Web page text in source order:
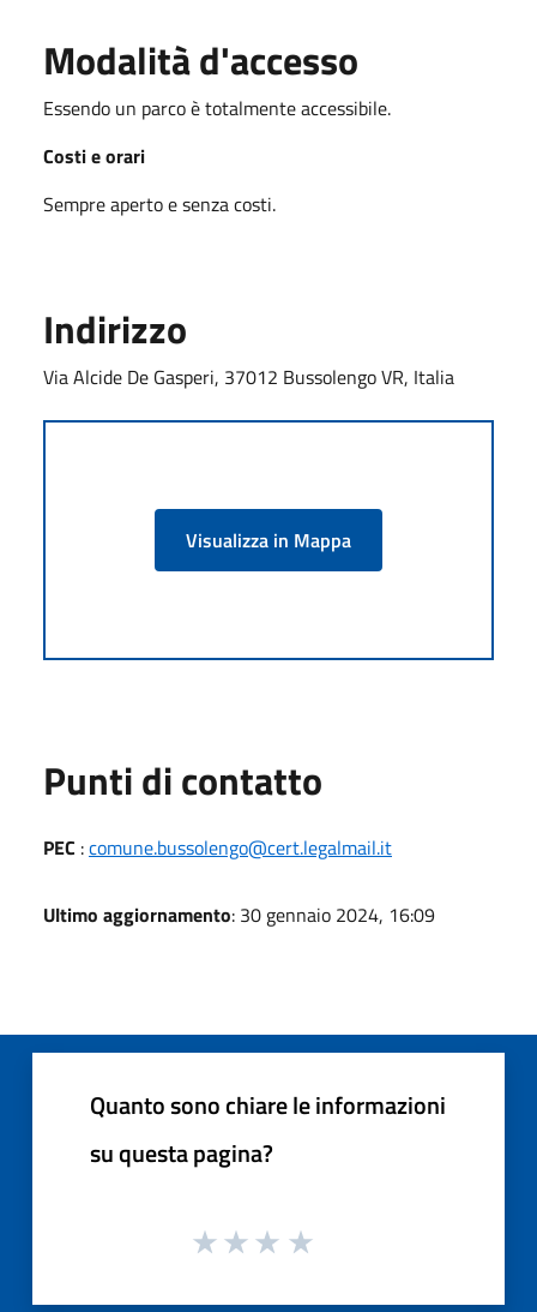
Modalità d'accesso
Essendo un parco è totalmente accessibile.
Costi e orari
Sempre aperto e senza costi.
Indirizzo
Via Alcide De Gasperi, 37012 Bussolengo VR, Italia
Visualizza in Mappa
Punti di contatto
PEC :comune.bussolengo@cert.legalmail.it
Ultimo aggiornamento: 30 gennaio 2024, 16:09
Quanto sono chiare le informazioni
su questa pagina?